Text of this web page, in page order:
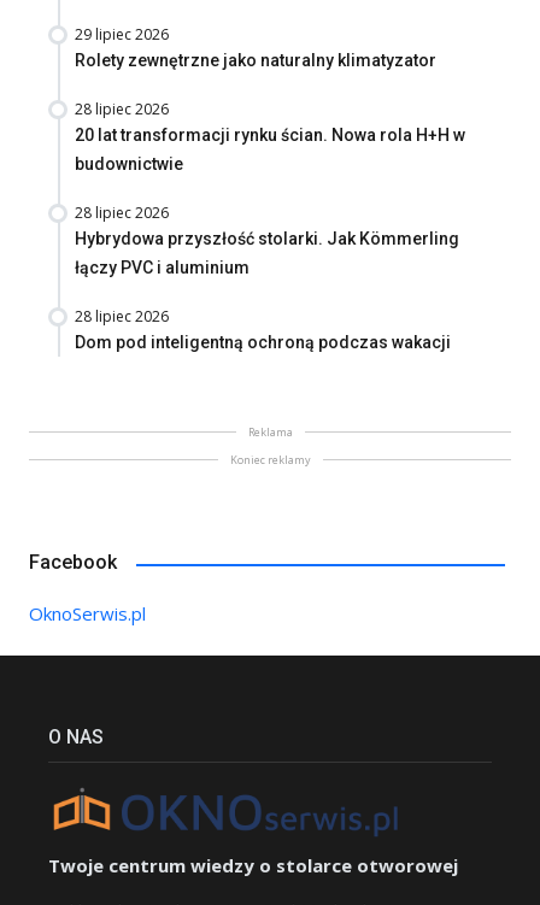
29 lipiec 2026
Rolety zewnętrzne jako naturalny klimatyzator
28 lipiec 2026
20 lat transformacji rynku ścian. Nowa rola H+H w
budownictwie
28 lipiec 2026
Hybrydowa przyszłość stolarki. Jak Kömmerling
łączy PVC i aluminium
28 lipiec 2026
Dom pod inteligentną ochroną podczas wakacji
Reklama
Koniec reklamy
Facebook
OknoSerwis.pl
O NAS
Twoje centrum wiedzy o stolarce otworowej